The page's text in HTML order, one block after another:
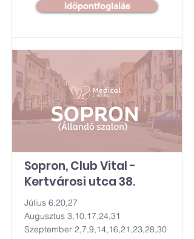
Időpontfoglalás
Sopron, Club Vital -
Kertvárosi utca 38.
Július 6,20,27
Augusztus 3,10,17,24,31
Szeptember 2,7,9,14,16,21,23,28,30